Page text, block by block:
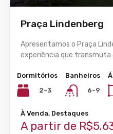
Praça Lindenberg
Apresentamos o Praça
experiência que transmuta
Dormitórios
2-3
Banheiros
6-9
À Venda, Destaques
A partir de